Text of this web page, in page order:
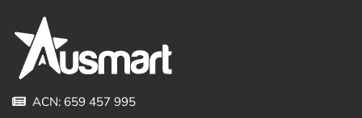
Mua Lăn khử mùi cho nam Rexona Men 72
Hours Advanced Protection Invisible Dry Ice
Fresh ở đâu?
Khách hàng có thể đặt mua Lăn khử mùi cho nam
ACN: 659 457 995